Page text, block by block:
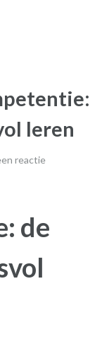
leren
reactie
de